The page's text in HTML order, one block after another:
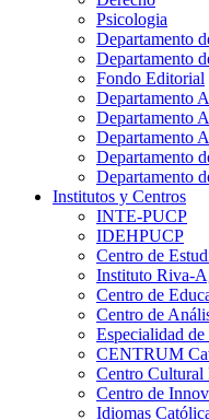
Psicologia
Departamento
Departamento
Fondo Editorial
Departamento
Departamento
Departamento
Departamento
Departamento
Institutos y Centros
INTE-PUCP
IDEHPUCP
Centro de
Instituto Riva-
Centro de
Centro de
Especialidad
CENTRUM
Centro Cultural
Centro de
Idiomas